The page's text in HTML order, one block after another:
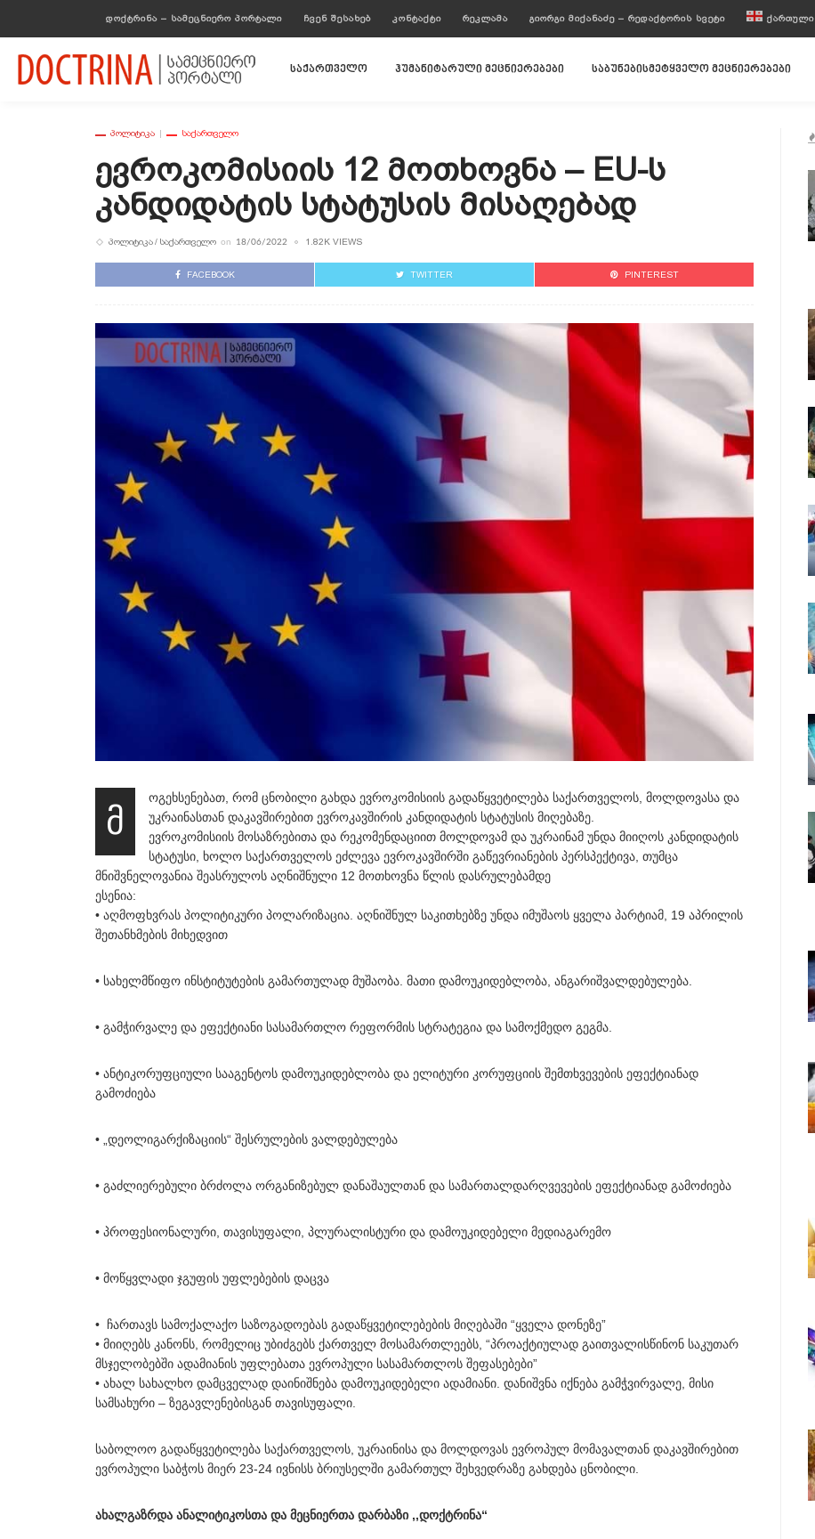
ᲓᲝᲥᲢᲠᲘᲜᲐ – ᲡᲐᲛᲔᲪᲜᲘᲔᲠᲝ ᲞᲝᲠᲢᲐᲚᲘ ᲩᲕᲔᲜ ᲨᲔᲡᲐᲮᲔᲑ ᲙᲝᲜᲢᲐᲥᲢᲘ ᲠᲔᲙᲚᲐᲛᲐ ᲒᲘᲝᲠᲒᲘ ᲛᲘᲥᲐᲜᲐᲫᲔ – ᲠᲔᲓᲐᲥᲢᲝᲠᲘᲡ ᲡᲕᲔᲢᲘ ᲥᲐᲠᲗᲣᲚᲘ
საქართველო ჰუმანიტარული მეცნიერებები საბუნებისმეტყველო მეცნიერებები
ᲞᲝᲚᲘᲢᲘᲙᲐ ᲡᲐᲥᲐᲠᲗᲕᲔᲚᲝ
Ევროკომისიის 12 Მოთხოვნა – EU-Ს
Კანდიდატის Სტატუსის Მისაღებად
ᲞᲝᲚᲘᲢᲘᲙᲐ ᲡᲐᲥᲐᲠᲗᲕᲔᲚᲝ on 18/06/2022 1.82K VIEWS
FACEBOOK TWITTER PINTEREST
მ
ოგეხსენებათ, რომ ცნობილი გახდა ევროკომისიის გადაწყვეტილება საქართველოს, მოლდოვასა და
უკრაინასთან დაკავშირებით ევროკავშირის კანდიდატის სტატუსის მიღებაზე.
ევროკომისიის მოსაზრებითა და რეკომენდაციით მოლდოვამ და უკრაინამ უნდა მიიღოს კანდიდატის
სტატუსი, ხოლო საქართველოს ეძლევა ევროკავშირში გაწევრიანების პერსპექტივა, თუმცა
მნიშვნელოვანია შეასრულოს აღნიშნული 12 მოთხოვნა წლის დასრულებამდე
ესენია:
• აღმოფხვრას პოლიტიკური პოლარიზაცია. აღნიშნულ საკითხებზე უნდა იმუშაოს ყველა პარტიამ, 19 აპრილის
შეთანხმების მიხედვით
• სახელმწიფო ინსტიტუტების გამართულად მუშაობა. მათი დამოუკიდებლობა, ანგარიშვალდებულება.
• გამჭირვალე და ეფექტიანი სასამართლო რეფორმის სტრატეგია და სამოქმედო გეგმა.
• ანტიკორუფციული სააგენტოს დამოუკიდებლობა და ელიტური კორუფციის შემთხვევების ეფექტიანად
გამოძიება
• „დეოლიგარქიზაციის“ შესრულების ვალდებულება
• გაძლიერებული ბრძოლა ორგანიზებულ დანაშაულთან და სამართალდარღვევების ეფექტიანად გამოძიება
• პროფესიონალური, თავისუფალი, პლურალისტური და დამოუკიდებელი მედიაგარემო
• მოწყვლადი ჯგუფის უფლებების დაცვა
• ჩართავს სამოქალაქო საზოგადოებას გადაწყვეტილებების მიღებაში “ყველა დონეზე”
• მიიღებს კანონს, რომელიც უბიძგებს ქართველ მოსამართლეებს, “პროაქტიულად გაითვალისწინონ საკუთარ
მსჯელობებში ადამიანის უფლებათა ევროპული სასამართლოს შეფასებები”
• ახალ სახალხო დამცველად დაინიშნება დამოუკიდებელი ადამიანი. დანიშვნა იქნება გამჭვირვალე, მისი
სამსახური – ზეგავლენებისგან თავისუფალი.
საბოლოო გადაწყვეტილება საქართველოს, უკრაინისა და მოლდოვას ევროპულ მომავალთან დაკავშირებით
ევროპული საბჭოს მიერ 23-24 ივნისს ბრიუსელში გამართულ შეხვედრაზე გახდება ცნობილი.
ახალგაზრდა ანალიტიკოსთა და მეცნიერთა დარბაზი ,,დოქტრინა“